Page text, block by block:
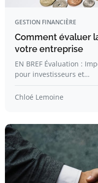
GESTION FINANCIÈRE
Comment évaluer
votre entreprise
EN BREF Évaluation :
pour investisseurs et…
Chloé Lemoine